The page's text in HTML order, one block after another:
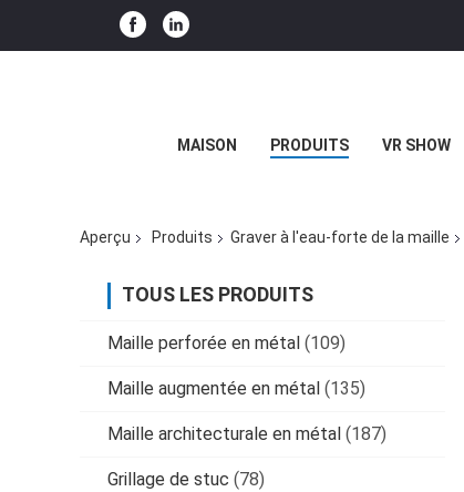
MAISON PRODUITS VR SHOW
Aperçu Produits Graver à l'eau-forte de la maille
TOUS LES PRODUITS
Maille perforée en métal (109)
Maille augmentée en métal (135)
Maille architecturale en métal (187)
Grillage de stuc (78)